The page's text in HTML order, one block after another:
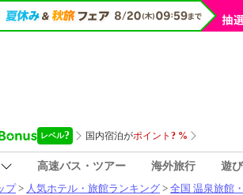
高速バス・ツアー 海外旅行 遊
プ> 人気ホテル・旅館ランキング > 全国 温泉旅館